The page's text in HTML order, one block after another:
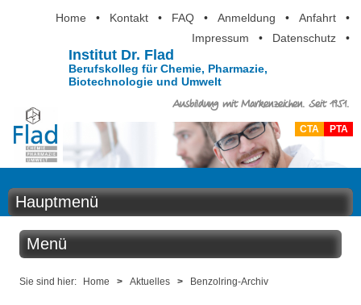
Home • Kontakt • FAQ • Anmeldung • Anfahrt
•
Impressum
• Datenschutz •
Institut Dr. Flad
Berufskolleg für Chemie, Pharmazie,
Biotechnologie und Umwelt
Ausbildung mit Markenzeichen. Seit 1951.
CTA PTA
Hauptmenü
Home
Menü
Aktuelles
Sie sind hier: Home > Aktuelles > Benzolring-Archiv